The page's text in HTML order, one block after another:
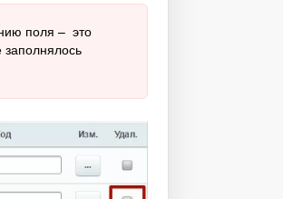
поля – это